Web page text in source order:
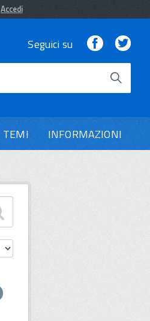
Accedi
Seguici su Facebook
TEMI INFORMAZIONI